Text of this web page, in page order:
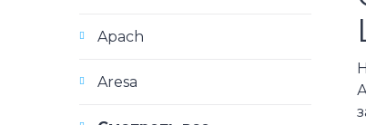
Apach
Aresa